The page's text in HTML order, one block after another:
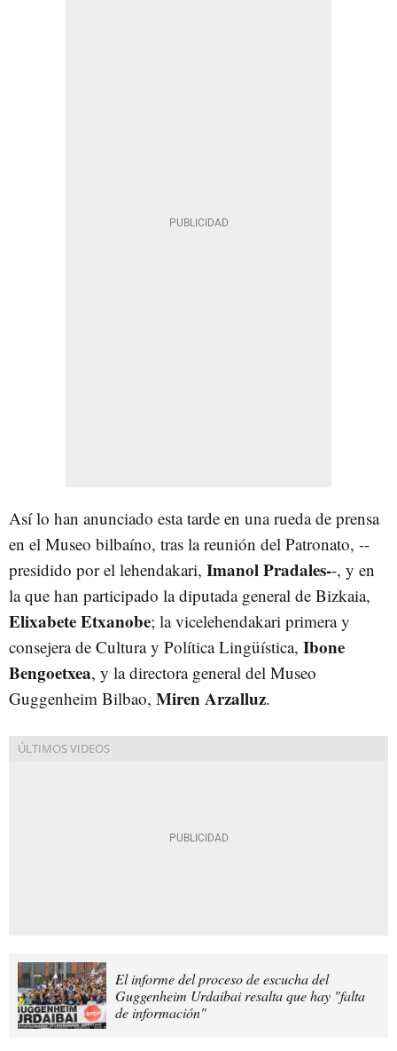
Así lo han anunciado esta tarde en una rueda de prensa
en el Museo bilbaíno, tras la reunión del Patronato, --
presidido por el lehendakari, Imanol Pradales--, y en
la que han participado la diputada general de Bizkaia,
Elixabete Etxanobe; la vicelehendakari primera y
consejera de Cultura y Política Lingüística, Ibone
Bengoetxea, y la directora general del Museo
Guggenheim Bilbao, Miren Arzalluz.
El informe del proceso de escucha del
Guggenheim Urdaibai resalta que hay "falta
de información"